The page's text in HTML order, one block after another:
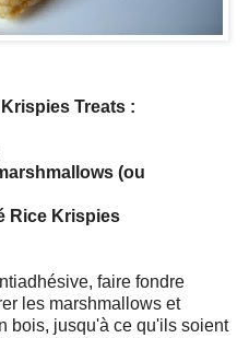
Treats :
(ou
Rice Krispies
faire fondre
les marshmallows et
bois, jusqu'à ce qu'ils soient